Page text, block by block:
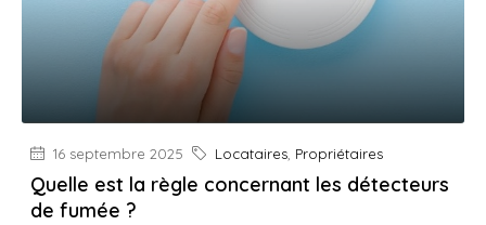
16 septembre 2025 Locataires Propriétaires
Quelle est la règle concernant les détecteurs
de fumée ?